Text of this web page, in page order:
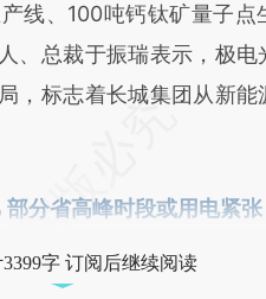
线、100吨钙钛矿量子点
、总裁于振瑞表示，极电
，标志着长城集团从新
分省高峰时段或用电紧张
字 订阅后继续阅读